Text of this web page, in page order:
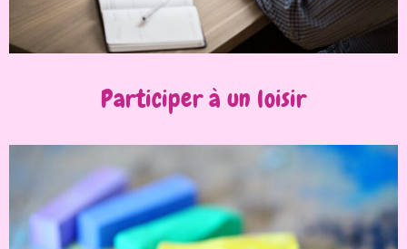
Participer à un loisir